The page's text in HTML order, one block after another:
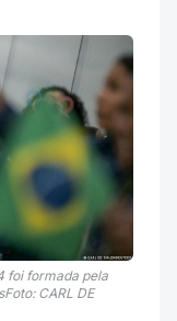
foi formada pela
CARL DE